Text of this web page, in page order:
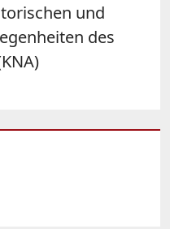
und
des